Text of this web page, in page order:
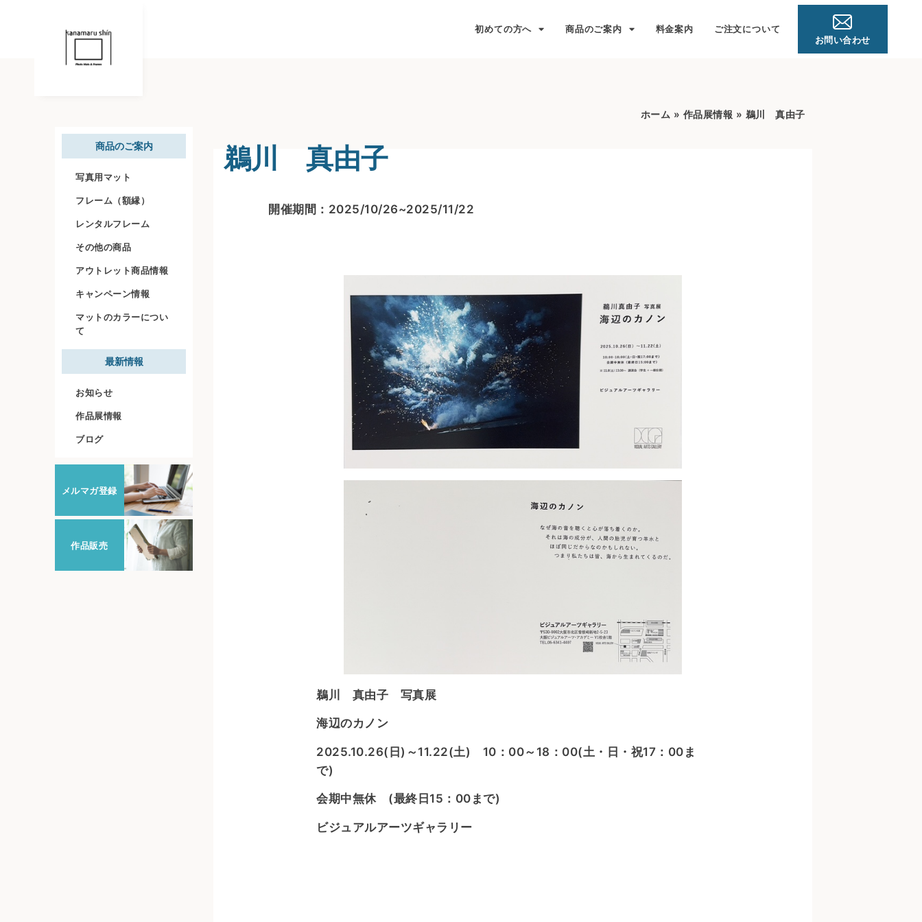
初めての方へ 商品のご案内 料金案内
ご注文について
お問い合わせ
商品のご案内
写真用マット
フレーム（額縁）
レンタルフレーム
その他の商品
アウトレット商品情報
キャンペーン情報
マットのカラーについ
て
最新情報
お知らせ
作品展情報
ブログ
メルマガ登録
作品販売
ホーム » 作品展情報 » 鵜川 真由子
鵜川 真由子
開催期間：2025/10/26~2025/11/22
鵜川 真由子 写真展
海辺のカノン
2025.10.26(日)～11.22(土) 10：00～18：00(土・日・祝17：00ま
で)
会期中無休 (最終日15：00まで)
ビジュアルアーツギャラリー